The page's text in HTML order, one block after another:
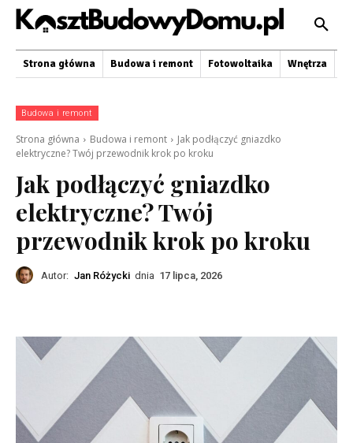
Strona główna Budowa i remont Fotowoltaika Wnętrza
Budowa i remont
Strona główna Budowa i remont
Jak podłączyć gniazdko
elektryczne? Twój przewodnik krok po kroku
Jak podłączyć gniazdko
elektryczne? Twój
przewodnik krok po kroku
Autor: Jan Różycki dnia 17 lipca, 2026